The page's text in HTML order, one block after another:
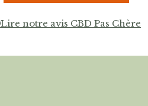
Lire notre avis CBD Pas Chère